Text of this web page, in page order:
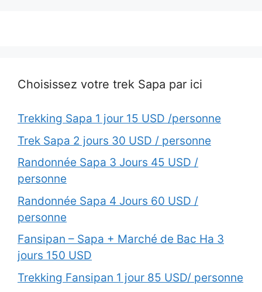
Choisissez votre trek Sapa par ici
Trekking Sapa 1 jour 15 USD /personne
Trek Sapa 2 jours 30 USD / personne
Randonnée Sapa 3 Jours 45 USD /
personne
Randonnée Sapa 4 Jours 60 USD /
personne
Fansipan – Sapa + Marché de Bac Ha 3
jours 150 USD
Trekking Fansipan 1 jour 85 USD/ personne